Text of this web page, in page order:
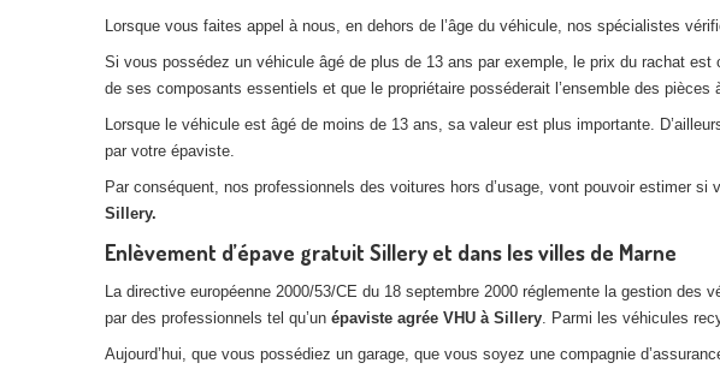
Lorsque vous faites appel à nous, en dehors de l’âge du véhicule, nos spécialistes
Si vous possédez un véhicule âgé de plus de 13 ans par exemple, le prix du rachat
de ses composants essentiels et que le propriétaire posséderait l’ensemble des pièces
Lorsque le véhicule est âgé de moins de 13 ans, sa valeur est plus importante.
par votre épaviste.
Par conséquent, nos professionnels des voitures hors d’usage, vont pouvoir estimer
Sillery.
Enlèvement d’épave gratuit Sillery et dans les villes de Marne
La directive européenne 2000/53/CE du 18 septembre 2000 réglemente la gestion
par des professionnels tel qu’un épaviste agrée VHU à Sillery. Parmi les véhicules
Aujourd’hui, que vous possédiez un garage, que vous soyez une compagnie